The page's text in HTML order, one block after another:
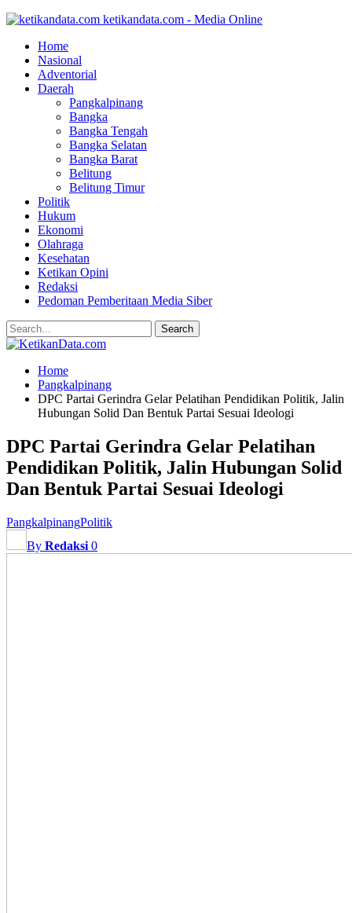
ketikandata.com - Media Online
Home
Nasional
Adventorial
Daerah
Pangkalpinang
Bangka
Bangka Tengah
Bangka Selatan
Bangka Barat
Belitung
Belitung Timur
Politik
Hukum
Ekonomi
Olahraga
Kesehatan
Ketikan Opini
Redaksi
Pedoman Pemberitaan Media Siber
Home
Pangkalpinang
DPC Partai Gerindra Gelar Pelatihan Pendidikan Politik, Jalin
Hubungan Solid Dan Bentuk Partai Sesuai Ideologi
DPC Partai Gerindra Gelar Pelatihan
Pendidikan Politik, Jalin Hubungan Solid
Dan Bentuk Partai Sesuai Ideologi
PangkalpinangPolitik
By Redaksi 0